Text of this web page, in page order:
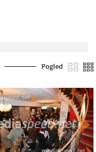
Pogled